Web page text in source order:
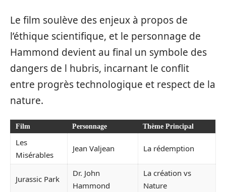
Le film soulève des enjeux à propos de
l’éthique scientifique, et le personnage de
Hammond devient au final un symbole des
dangers de l hubris, incarnant le conflit
entre progrès technologique et respect de la
nature.
Film Personnage Thème Principal
Les
Misérables
Jean Valjean La rédemption
Jurassic Park
Dr. John
Hammond
La création vs
Nature